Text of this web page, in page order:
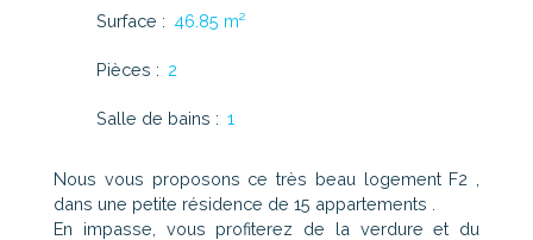
Surface : 46.85 m²
Pièces : 2
Salle de bains : 1
Nous vous proposons ce très beau logement F2 ,
dans une petite résidence de 15 appartements .
En impasse, vous profiterez de la verdure et du